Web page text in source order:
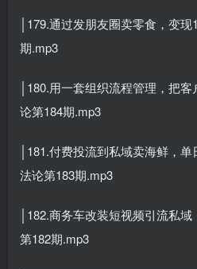
│179.通过发朋友圈卖零食，变
期.mp3
│180.用一套组织流程管理，把
论第184期.mp3
│181.付费投流到私域卖海鲜，
法论第183期.mp3
│182.商务车改装短视频引流私
第182期.mp3